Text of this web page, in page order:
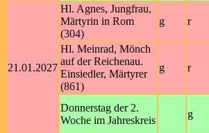
21.01.2027
Hl. Agnes, Jungfrau,
Märtyrin in Rom
(304)
g r
Hl. Meinrad, Mönch
auf der Reichenau.
Einsiedler, Märtyrer
(861)
g r
Donnerstag der 2.
Woche im Jahreskreis
g